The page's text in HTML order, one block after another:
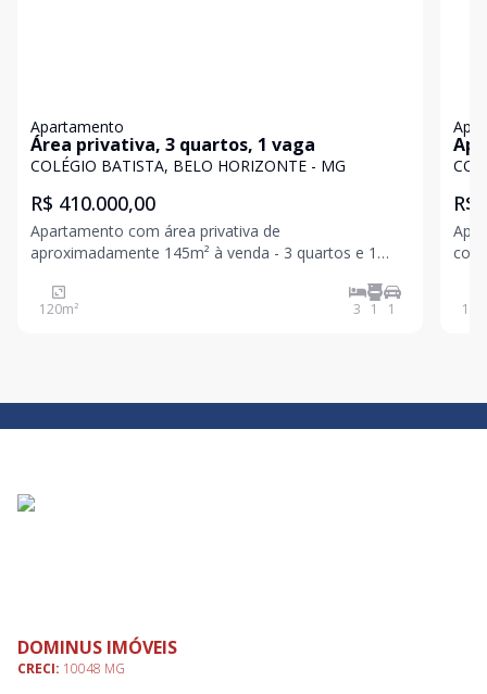
Apartamento
Área privativa, 3 quartos, 1 vaga
COLÉGIO BATISTA, BELO HORIZONTE - MG
R$ 410.000,00
Apartamento com área privativa de
aproximadamente 145m² à venda - 3 quartos e 1
dois ambientes, com piso em taco de madeira e
acesso direto à área privativa externa, criando um
120m² 3 1 1
R$
110
DOMINUS IMÓVEIS
CRECI: 10048 MG